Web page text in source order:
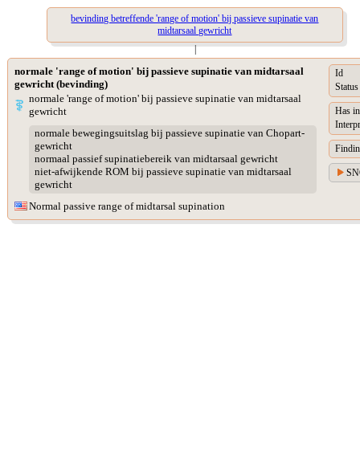
bevinding betreffende 'range of motion' bij passieve supinatie van
midtarsaal gewricht
|
normale 'range of motion' bij passieve supinatie van midtarsaal
gewricht (bevinding)
normale 'range of motion' bij passieve supinatie van midtarsaal
gewricht
normale bewegingsuitslag bij passieve supinatie van Chopart-
gewricht
normaal passief supinatiebereik van midtarsaal gewricht
niet-afwijkende ROM bij passieve supinatie van midtarsaal
gewricht
Normal passive range of midtarsal supination
Id
Status
Has